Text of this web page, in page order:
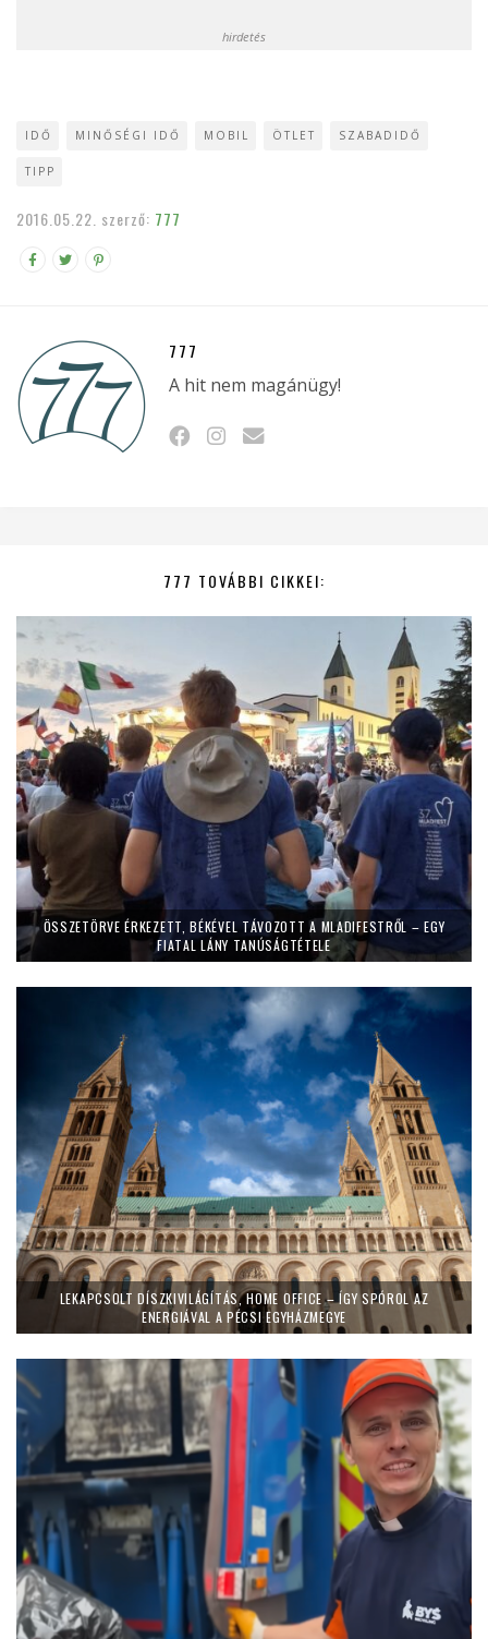
hirdetés
IDŐ MINŐSÉGI IDŐ MOBIL ÖTLET SZABADIDŐ
TIPP
2016.05.22. szerző: 777
777
A hit nem magánügy!
777 TOVÁBBI CIKKEI:
ÖSSZETÖRVE ÉRKEZETT, BÉKÉVEL TÁVOZOTT A MLADIFESTRŐL – EGY
FIATAL LÁNY TANÚSÁGTÉTELE
LEKAPCSOLT DÍSZKIVILÁGÍTÁS, HOME OFFICE – ÍGY SPÓROL AZ
ENERGIÁVAL A PÉCSI EGYHÁZMEGYE